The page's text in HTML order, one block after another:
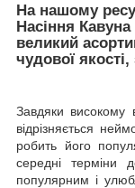
На нашому
Насіння Кавуна
великий
чудової
Завдяки високому
відрізняється
робить його
середні терміни
популярним і